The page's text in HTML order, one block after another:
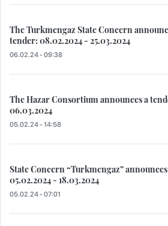
The Turkmengaz State Concern
tender: 08.02.2024 - 25.03.2024
06.02.24 - 09:38
The Hazar Consortium announces a
06.03.2024
05.02.24 - 14:58
State Concern “Turkmengaz”
05.02.2024 - 18.03.2024
05.02.24 - 07:01